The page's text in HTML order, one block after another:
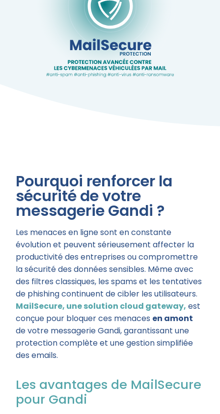
Pourquoi renforcer la
sécurité de votre
messagerie Gandi ?
Les menaces en ligne sont en constante
évolution et peuvent sérieusement affecter la
productivité des entreprises ou compromettre
la sécurité des données sensibles. Même avec
des filtres classiques, les spams et les tentatives
de phishing continuent de cibler les utilisateurs.
MailSecure, une solution cloud gateway, est
conçue pour bloquer ces menaces en amont
de votre messagerie Gandi, garantissant une
protection complète et une gestion simplifiée
des emails.
Les avantages de MailSecure
pour Gandi